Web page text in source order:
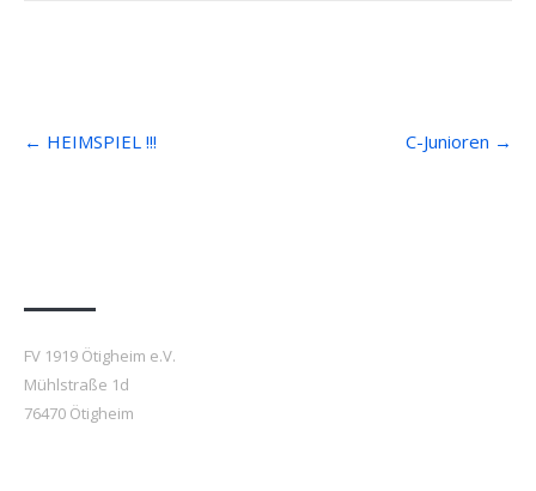
navigation
← HEIMSPIEL !!! C-Junioren →
FV 1919 Ötigheim e.V.
Mühlstraße 1d
76470 Ötigheim